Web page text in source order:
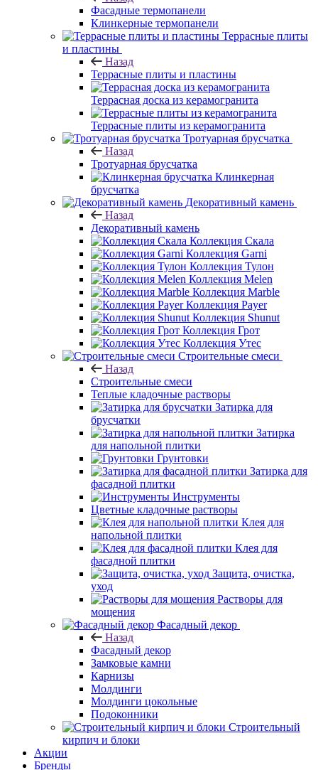
Фасадные термопанели
Клинкерные термопанели
Террасные плиты
и пластины
Назад
Террасные плиты и пластины
Террасная доска из керамогранита
Террасные плиты из керамогранита
Тротуарная брусчатка
Назад
Тротуарная брусчатка
Клинкерная
брусчатка
Декоративный камень
Назад
Декоративный камень
Коллекция Скала
Коллекция Garni
Коллекция Тулон
Коллекция Melen
Коллекция Marble
Коллекция Payer
Коллекция Shunut
Коллекция Грот
Коллекция Утес
Строительные смеси
Назад
Строительные смеси
Теплые кладочные растворы
Затирка для
брусчатки
Затирка
для напольной плитки
Грунтовки
Затирка для
фасадной плитки
Инструменты
Цветные кладочные растворы
Клея для
напольной плитки
Клея для
фасадной плитки
Защита, очистка,
уход
Растворы для
мощения
Фасадный декор
Назад
Фасадный декор
Замковые камни
Карнизы
Молдинги
Молдинги цокольные
Подоконники
Строительный
кирпич и блоки
Акции
Бренды